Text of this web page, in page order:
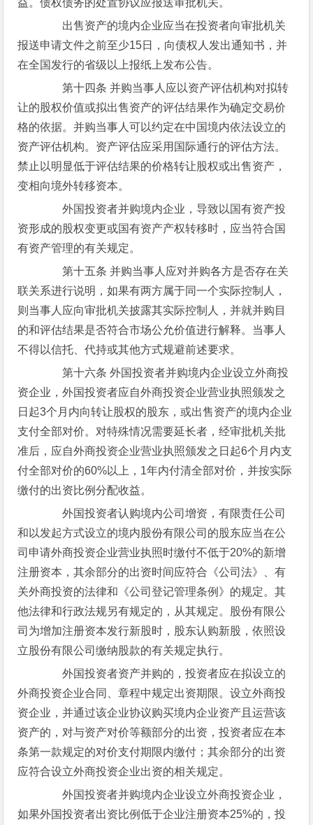
益。债权债务的处置协议应报送审批机关。
出售资产的境内企业应当在投资者向审批机关
报送申请文件之前至少15日，向债权人发出通知书，并
在全国发行的省级以上报纸上发布公告。
第十四条 并购当事人应以资产评估机构对拟转
让的股权价值或拟出售资产的评估结果作为确定交易价
格的依据。并购当事人可以约定在中国境内依法设立的
资产评估机构。资产评估应采用国际通行的评估方法。
禁止以明显低于评估结果的价格转让股权或出售资产，
变相向境外转移资本。
外国投资者并购境内企业，导致以国有资产投
资形成的股权变更或国有资产产权转移时，应当符合国
有资产管理的有关规定。
第十五条 并购当事人应对并购各方是否存在关
联关系进行说明，如果有两方属于同一个实际控制人，
则当事人应向审批机关披露其实际控制人，并就并购目
的和评估结果是否符合市场公允价值进行解释。当事人
不得以信托、代持或其他方式规避前述要求。
第十六条 外国投资者并购境内企业设立外商投
资企业，外国投资者应自外商投资企业营业执照颁发之
日起3个月内向转让股权的股东，或出售资产的境内企业
支付全部对价。对特殊情况需要延长者，经审批机关批
准后，应自外商投资企业营业执照颁发之日起6个月内支
付全部对价的60%以上，1年内付清全部对价，并按实际
缴付的出资比例分配收益。
外国投资者认购境内公司增资，有限责任公司
和以发起方式设立的境内股份有限公司的股东应当在公
司申请外商投资企业营业执照时缴付不低于20%的新增
注册资本，其余部分的出资时间应符合《公司法》、有
关外商投资的法律和《公司登记管理条例》的规定。其
他法律和行政法规另有规定的，从其规定。股份有限公
司为增加注册资本发行新股时，股东认购新股，依照设
立股份有限公司缴纳股款的有关规定执行。
外国投资者资产并购的，投资者应在拟设立的
外商投资企业合同、章程中规定出资期限。设立外商投
资企业，并通过该企业协议购买境内企业资产且运营该
资产的，对与资产对价等额部分的出资，投资者应在本
条第一款规定的对价支付期限内缴付；其余部分的出资
应符合设立外商投资企业出资的相关规定。
外国投资者并购境内企业设立外商投资企业，
如果外国投资者出资比例低于企业注册资本25%的，投